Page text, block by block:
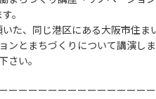
。
た、同じ港区にある大阪市住
ンとまちづくりについて講演しま
さい。
ーーーーーーーーーーーーーー